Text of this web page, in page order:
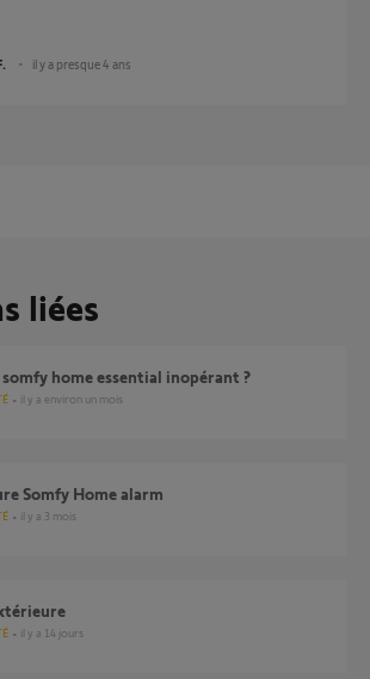
il y a presque 4 ans
liées
somfy home essential inopérant ?
il y a environ un mois
Somfy Home alarm
il y a 3 mois
il y a 14 jours